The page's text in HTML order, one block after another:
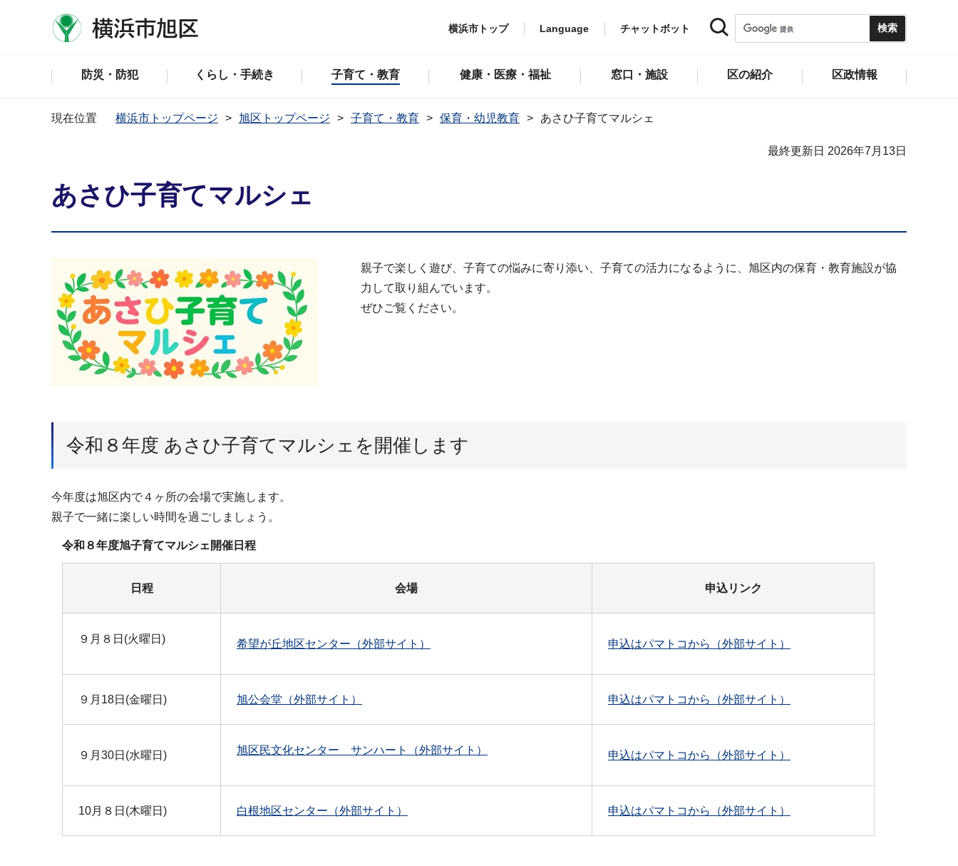
横浜市トップ Language チャットボット
防災・防犯 くらし・手続き 子育て・教育 健康・医療・福祉 窓口・施設 区の紹介 区政情報
現在位置 横浜市トップページ 旭区トップページ 子育て・教育 保育・幼児教育 あさひ子育てマルシェ
最終更新日 2026年7月13日
あさひ子育てマルシェ
親子で楽しく遊び、子育ての悩みに寄り添い、子育ての活力になるように、旭区内の保育・教育施設が協
力して取り組んでいます。
ぜひご覧ください。
令和８年度 あさひ子育てマルシェを開催します
今年度は旭区内で４ヶ所の会場で実施します。
親子で一緒に楽しい時間を過ごしましょう。
令和８年度旭子育てマルシェ開催日程
日程 会場 申込リンク
９月８日(火曜日) 希望が丘地区センター（外部サイト） 申込はパマトコから（外部サイト）
９月18日(金曜日) 旭公会堂（外部サイト） 申込はパマトコから（外部サイト）
９月30日(水曜日) 旭区民文化センター サンハート（外部サイト） 申込はパマトコから（外部サイト）
10月８日(木曜日) 白根地区センター（外部サイト） 申込はパマトコから（外部サイト）